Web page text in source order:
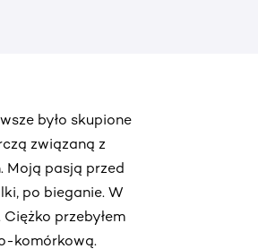
było skupione
związaną z
Moją pasją przed
po bieganie. W
przebyłem
komórkową.